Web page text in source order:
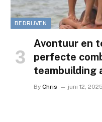
BEDRIJVEN
Avontuur en
perfecte
teambuilding
By Chris juni 12, 2025